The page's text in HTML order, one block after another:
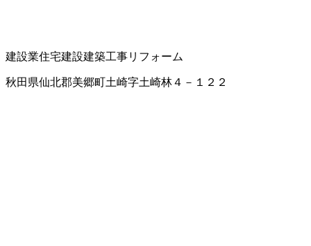
建設業住宅建設建築工事リフォーム
秋田県仙北郡美郷町土崎字土崎林４－１２２